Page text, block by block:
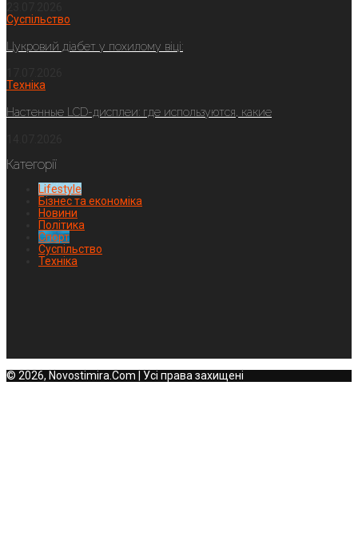
Суспільство
Цукровий діабет у похилому віці:
Техніка
Настенные LCD-дисплеи: где используются, какие
Категорії
Lifestyle
Бізнес та економіка
Новини
Політика
Спорт
Суспільство
Техніка
© 2026, Novostimira.Com | Усі права захищені